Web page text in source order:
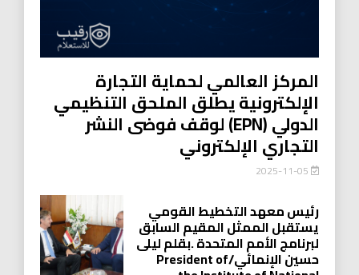
المركز العالمي لحماية التجارة
الإلكترونية يطلق الملحق التنظيمي
الدولي (EPN) لوقف فوضى النشر
التجاري الإلكتروني
رئيس معهد التخطيط القومي
يستقبل الممثل المقيم السابق
لبرنامج الأمم المتحدة .بقلم ليلى
حسين الإنمائي/President of